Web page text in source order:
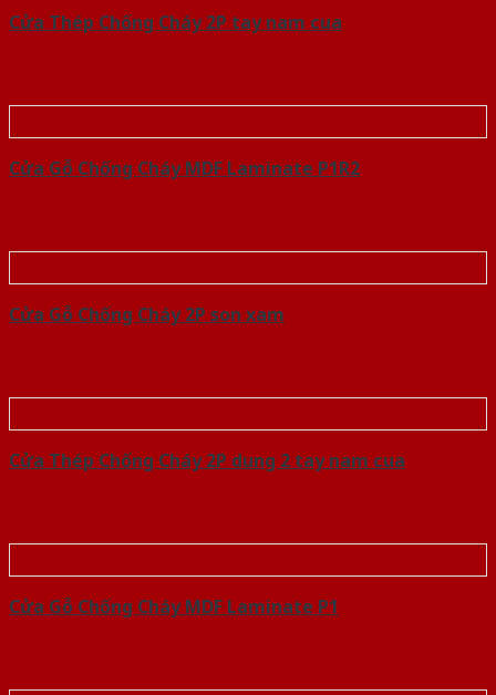
Cửa Thép Chống Cháy 2P tay nam cua
Cửa Gỗ Chống Cháy MDF Laminate P1R2
Cửa Gỗ Chống Cháy 2P son xam
Cửa Thép Chống Cháy 2P dung 2 tay nam cua
Cửa Gỗ Chống Cháy MDF Laminate P1